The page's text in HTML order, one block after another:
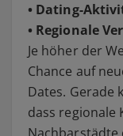
• Dating-
• Regionale
Je höher der
Chance auf
Dates. Gerade
dass regionale